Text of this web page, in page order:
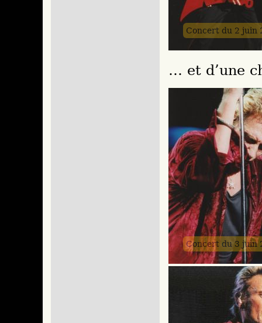
Concert du 2 juin
… et d’une
Concert du 3 juin